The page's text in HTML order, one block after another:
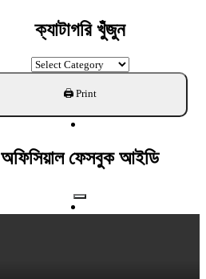
ক্যাটাগরি খুঁজুন
ক্যাটাগরি
খুঁজুন
অফিসিয়াল ফেসবুক আইডি